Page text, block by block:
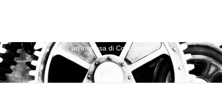
un’Impresa di Costruzioni